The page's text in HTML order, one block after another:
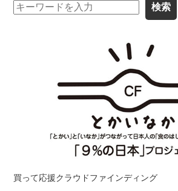
買って応援クラウドファインディング